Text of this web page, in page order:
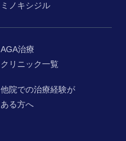
ミノキシジル
AGA治療
クリニック一覧
他院での治療経験が
ある方へ